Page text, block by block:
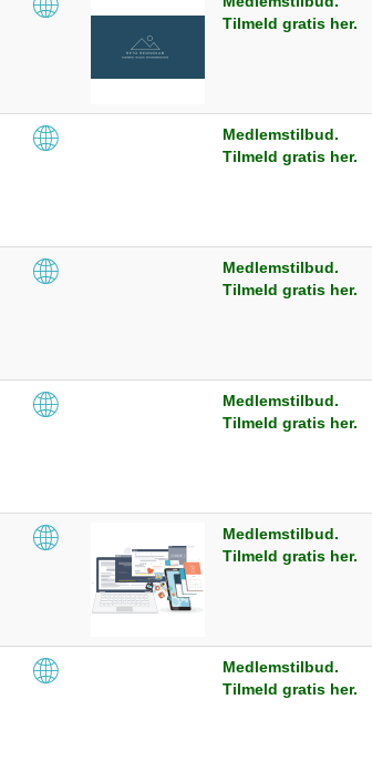
Tilmeld gratis her.
Medlemstilbud.
Tilmeld gratis her.
Medlemstilbud.
Tilmeld gratis her.
Medlemstilbud.
Tilmeld gratis her.
Medlemstilbud.
Tilmeld gratis her.
Medlemstilbud.
Tilmeld gratis her.